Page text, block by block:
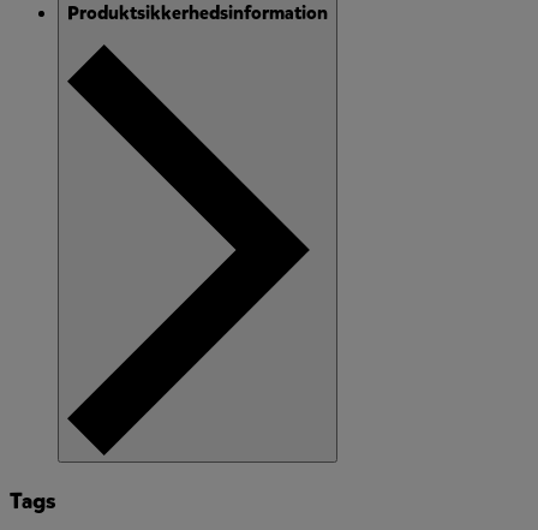
Produktsikkerhedsinformation
Tags